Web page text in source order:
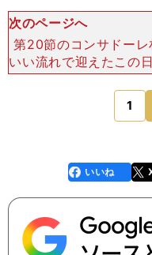
次のページへ
第20節のコンサドーレ
いい流れで迎えたこの
状況が改善されていた
する試合となった。
た。
1
faceboo
k
いいね